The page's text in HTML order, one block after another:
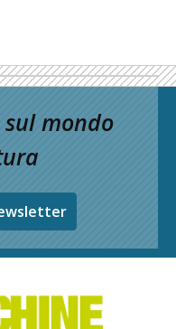
mondo